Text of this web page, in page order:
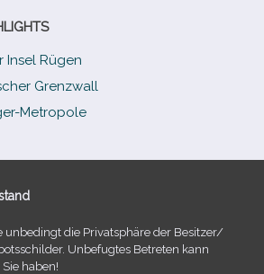
Insel Rügen
Grenzwall
Metropole
unbe­dingt die Privatsphäre der Besitzer/​
Unbefugtes Betreten kann
haben!